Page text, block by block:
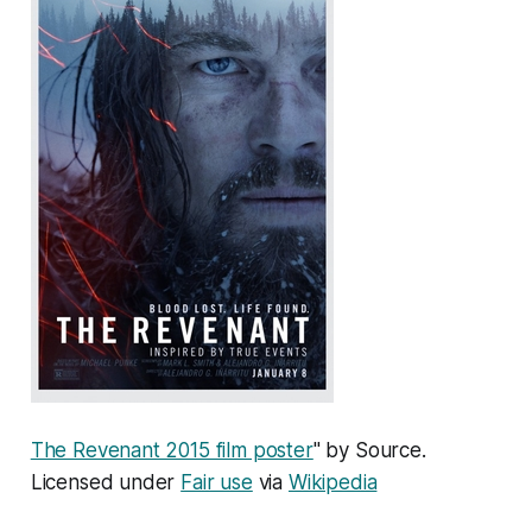
The Revenant 2015 film poster" by Source.
Licensed under Fair use via Wikipedia